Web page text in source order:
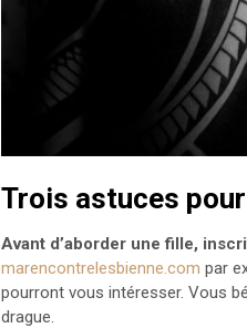
Trois astuces
Avant d’aborder une fille,
marencontrelesbienne.com par
pourront vous intéresser. Vous
drague.